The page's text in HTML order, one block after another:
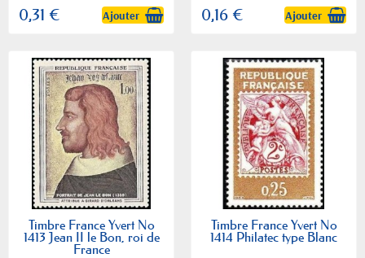
0,31 € Ajouter 0,16 € Ajouter
Timbre France Yvert No
1413 Jean II le Bon, roi de
France
Timbre France Yvert No
1414 Philatec type Blanc